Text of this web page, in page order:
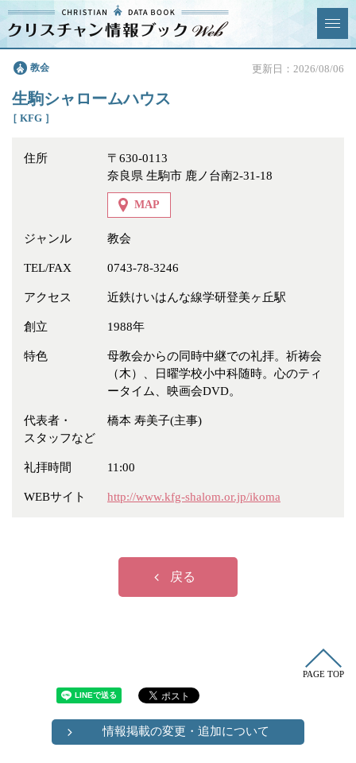
クリスチャン
情報ブックとは
News & Topics
よくあるご質問
教会 学校・幼稚園・神学校
特別集会奉仕者
冠婚葬祭 各種団体
宿泊・研修施設
お店・企業・その他
フリーワード
教会 更新日：2026/08/06
生駒シャロームハウス
［ KFG ］
住所
〒630-0113
奈良県 生駒市 鹿ノ台南2-31-18
MAP
ジャンル 教会
TEL/FAX 0743-78-3246
アクセス 近鉄けいはんな線学研登美ヶ丘駅
創立 1988年
特色
母教会からの同時中継での礼拝。祈祷会
（木）、日曜学校小中科随時。心のティ
ータイム、映画会DVD。
代表者・
スタッフなど
橋本 寿美子(主事)
礼拝時間 11:00
WEBサイト http://www.kfg-shalom.or.jp/ikoma
戻る
PAGE TOP
情報掲載の変更・追加について